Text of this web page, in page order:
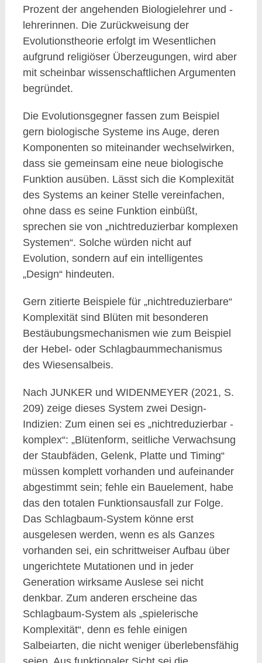
Prozent der angehenden Biologielehrer und -
lehrerinnen. Die Zurückweisung der
Evolutionstheorie erfolgt im Wesentlichen
aufgrund religiöser Überzeugungen, wird aber
mit scheinbar wissenschaftlichen Argumenten
begründet.
Die Evolutionsgegner fassen zum Beispiel
gern biologische Systeme ins Auge, deren
Komponenten so miteinander wechselwirken,
dass sie gemeinsam eine neue biologische
Funktion ausüben. Lässt sich die Komplexität
des Systems an keiner Stelle vereinfachen,
ohne dass es seine Funktion einbüßt,
sprechen sie von „nichtreduzierbar komplexen
Systemen“. Solche würden nicht auf
Evolution, sondern auf ein intelligentes
„Design“ hindeuten.
Gern zitierte Beispiele für „nichtreduzierbare“
Komplexität sind Blüten mit besonderen
Bestäubungsmechanismen wie zum Beispiel
der Hebel- oder Schlagbaummechanismus
des Wiesensalbeis.
Nach JUNKER und WIDENMEYER (2021, S.
209) zeige dieses System zwei Design-
Indizien: Zum einen sei es „nichtreduzierbar -
komplex“: „Blütenform, seitliche Verwachsung
der Staubfäden, Gelenk, Platte und Timing“
müssen komplett vorhanden und aufeinander
abgestimmt sein; fehle ein Bauelement, habe
das den totalen Funktionsausfall zur Folge.
Das Schlagbaum-System könne erst
ausgelesen werden, wenn es als Ganzes
vorhanden sei, ein schrittweiser Aufbau über
ungerichtete Mutationen und in jeder
Generation wirksame Auslese sei nicht
denkbar. Zum anderen erscheine das
Schlagbaum-System als „spielerische
Komplexität“, denn es fehle einigen
Salbeiarten, die nicht weniger überlebensfähig